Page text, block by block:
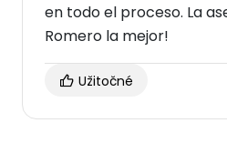
en todo el proceso. La
Romero la mejor!
Užitočné